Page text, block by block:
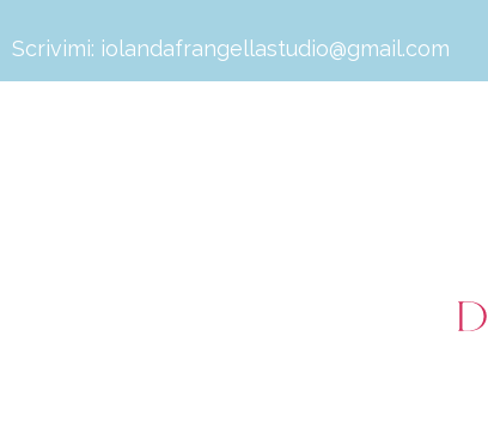
Scrivimi: iolandafrangellastudio@gmail.com